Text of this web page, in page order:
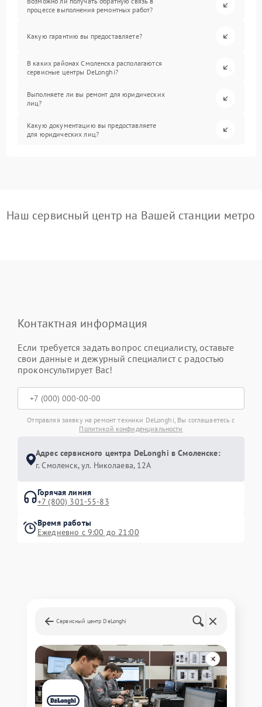
процессе выполнения ремонтных работ?
Какую гарантию вы предоставляете?
В каких районах Смоленска располагаются
сервисные центры DeLonghi?
Выполняете ли вы ремонт для юридических
лиц?
Какую документацию вы предоставляете
для юридических лиц?
Наш сервисный центр на Вашей станции метро
Контактная информация
Если требуется задать вопрос специалисту, оставьте
свои данные и дежурный специалист с радостью
проконсультирует Вас!
Отправляя заявку на ремонт техники DeLonghi, Вы соглашаетесь с
Политикой конфиденциальности
Адрес сервисного центра DeLonghi в Смоленске:
г. Смоленск, ул. Николаева, 12А
Горячая линия
+7 (800) 301-55-83
Время работы
Ежедневно с 9:00 до 21:00
Сервисный центр DeLonghi